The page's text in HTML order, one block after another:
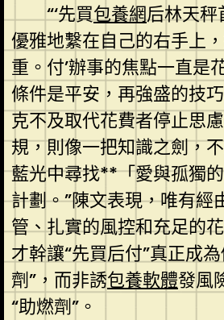
“‘先買包養網后林天秤
優雅地繫在自己的右手上
重。付’辦事的焦點一直是
條件是平安，再強盛的技
克不及取代花費者停止思
規，則像一把知識之劍，
藍光中尋找**「愛與孤獨
計劃。”陳文表現，唯有經
管、扎實的風控和充足的
才幹讓“先買后付”真正成
劑”，而非誘包養軟體發風
“助燃劑”。